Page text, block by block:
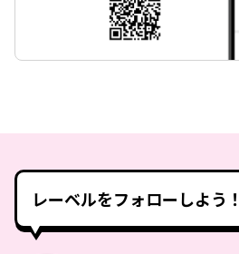
レーベルをフォローしよう！